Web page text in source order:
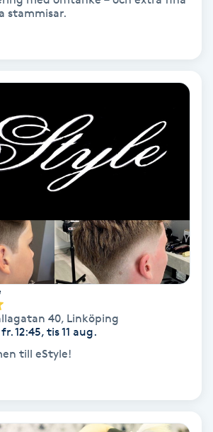
stammisar.
40, Linköping
12:45, tis 11 aug.
till eStyle!